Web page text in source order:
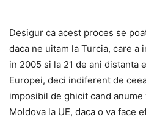
Desigur ca acest proces se
daca ne uitam la Turcia, care
in 2005 si la 21 de ani distanta
Europei, deci indiferent de
imposibil de ghicit cand anume
Moldova la UE, daca o va face